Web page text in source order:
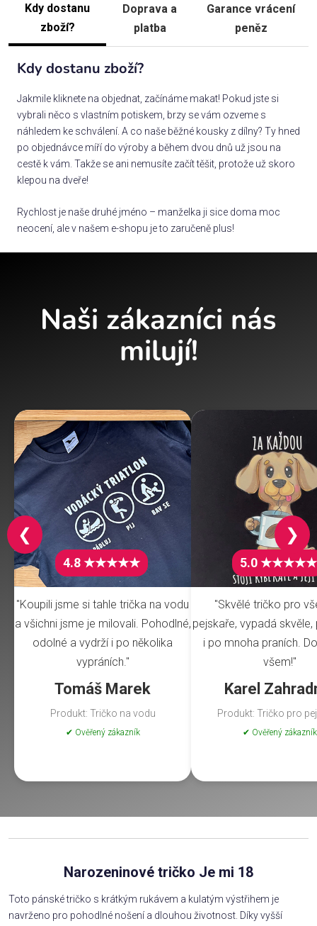
Kdy dostanu
zboží?
Doprava a
platba
Garance vrácení
peněz
Kdy dostanu zboží?
Jakmile kliknete na objednat, začínáme makat! Pokud jste si
vybrali něco s vlastním potiskem, brzy se vám ozveme s
náhledem ke schválení. A co naše běžné kousky z dílny? Ty hned
po objednávce míří do výroby a během dvou dnů už jsou na
cestě k vám. Takže se ani nemusíte začít těšit, protože už skoro
klepou na dveře!
Rychlost je naše druhé jméno – manželka ji sice doma moc
neocení, ale v našem e-shopu je to zaručeně plus!
Naši zákazníci nás
milují!
4.8 ★★★★★
"Koupili jsme si tahle trička na vodu
a všichni jsme je milovali. Pohodlné,
odolné a vydrží i po několika
vypráních."
Tomáš Marek
Produkt: Tričko na vodu
✔ Ověřený zákazník
5.0 ★★★★★
"Skvělé tričko pro
pejskaře, vypadá
i po mnoha praních.
všem!"
Karel
Produkt: Tričko pro
✔ Ověřený zákazník
❮ ❯
Narozeninové tričko Je mi 18
Toto pánské tričko s krátkým rukávem a kulatým výstřihem je
navrženo pro pohodlné nošení a dlouhou životnost. Díky vyšší